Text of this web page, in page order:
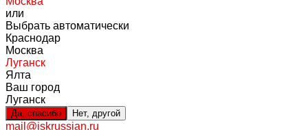
или
Выбрать автоматически
Краснодар
Москва
Луганск
Ялта
Ваш город
Луганск
Да, спасибо Нет, другой
mail@iskrussian.ru